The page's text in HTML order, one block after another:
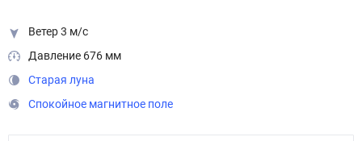
Ветер 3 м/с
Давление 676 мм
Старая луна
Спокойное магнитное поле